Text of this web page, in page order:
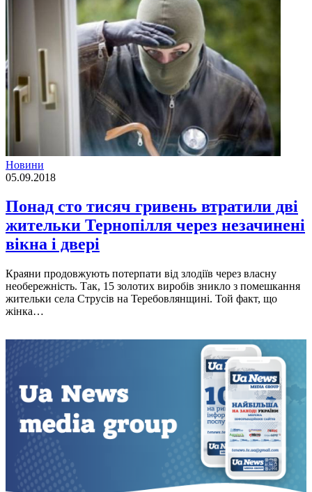
Новини
05.09.2018
Понад сто тисяч гривень втратили дві
жительки Тернопілля через незачинені
вікна і двері
Краяни продовжують потерпати від злодіїв через власну
необережність. Так, 15 золотих виробів зникло з помешкання
жительки села Струсів на Теребовлянщині. Той факт, що
жінка…